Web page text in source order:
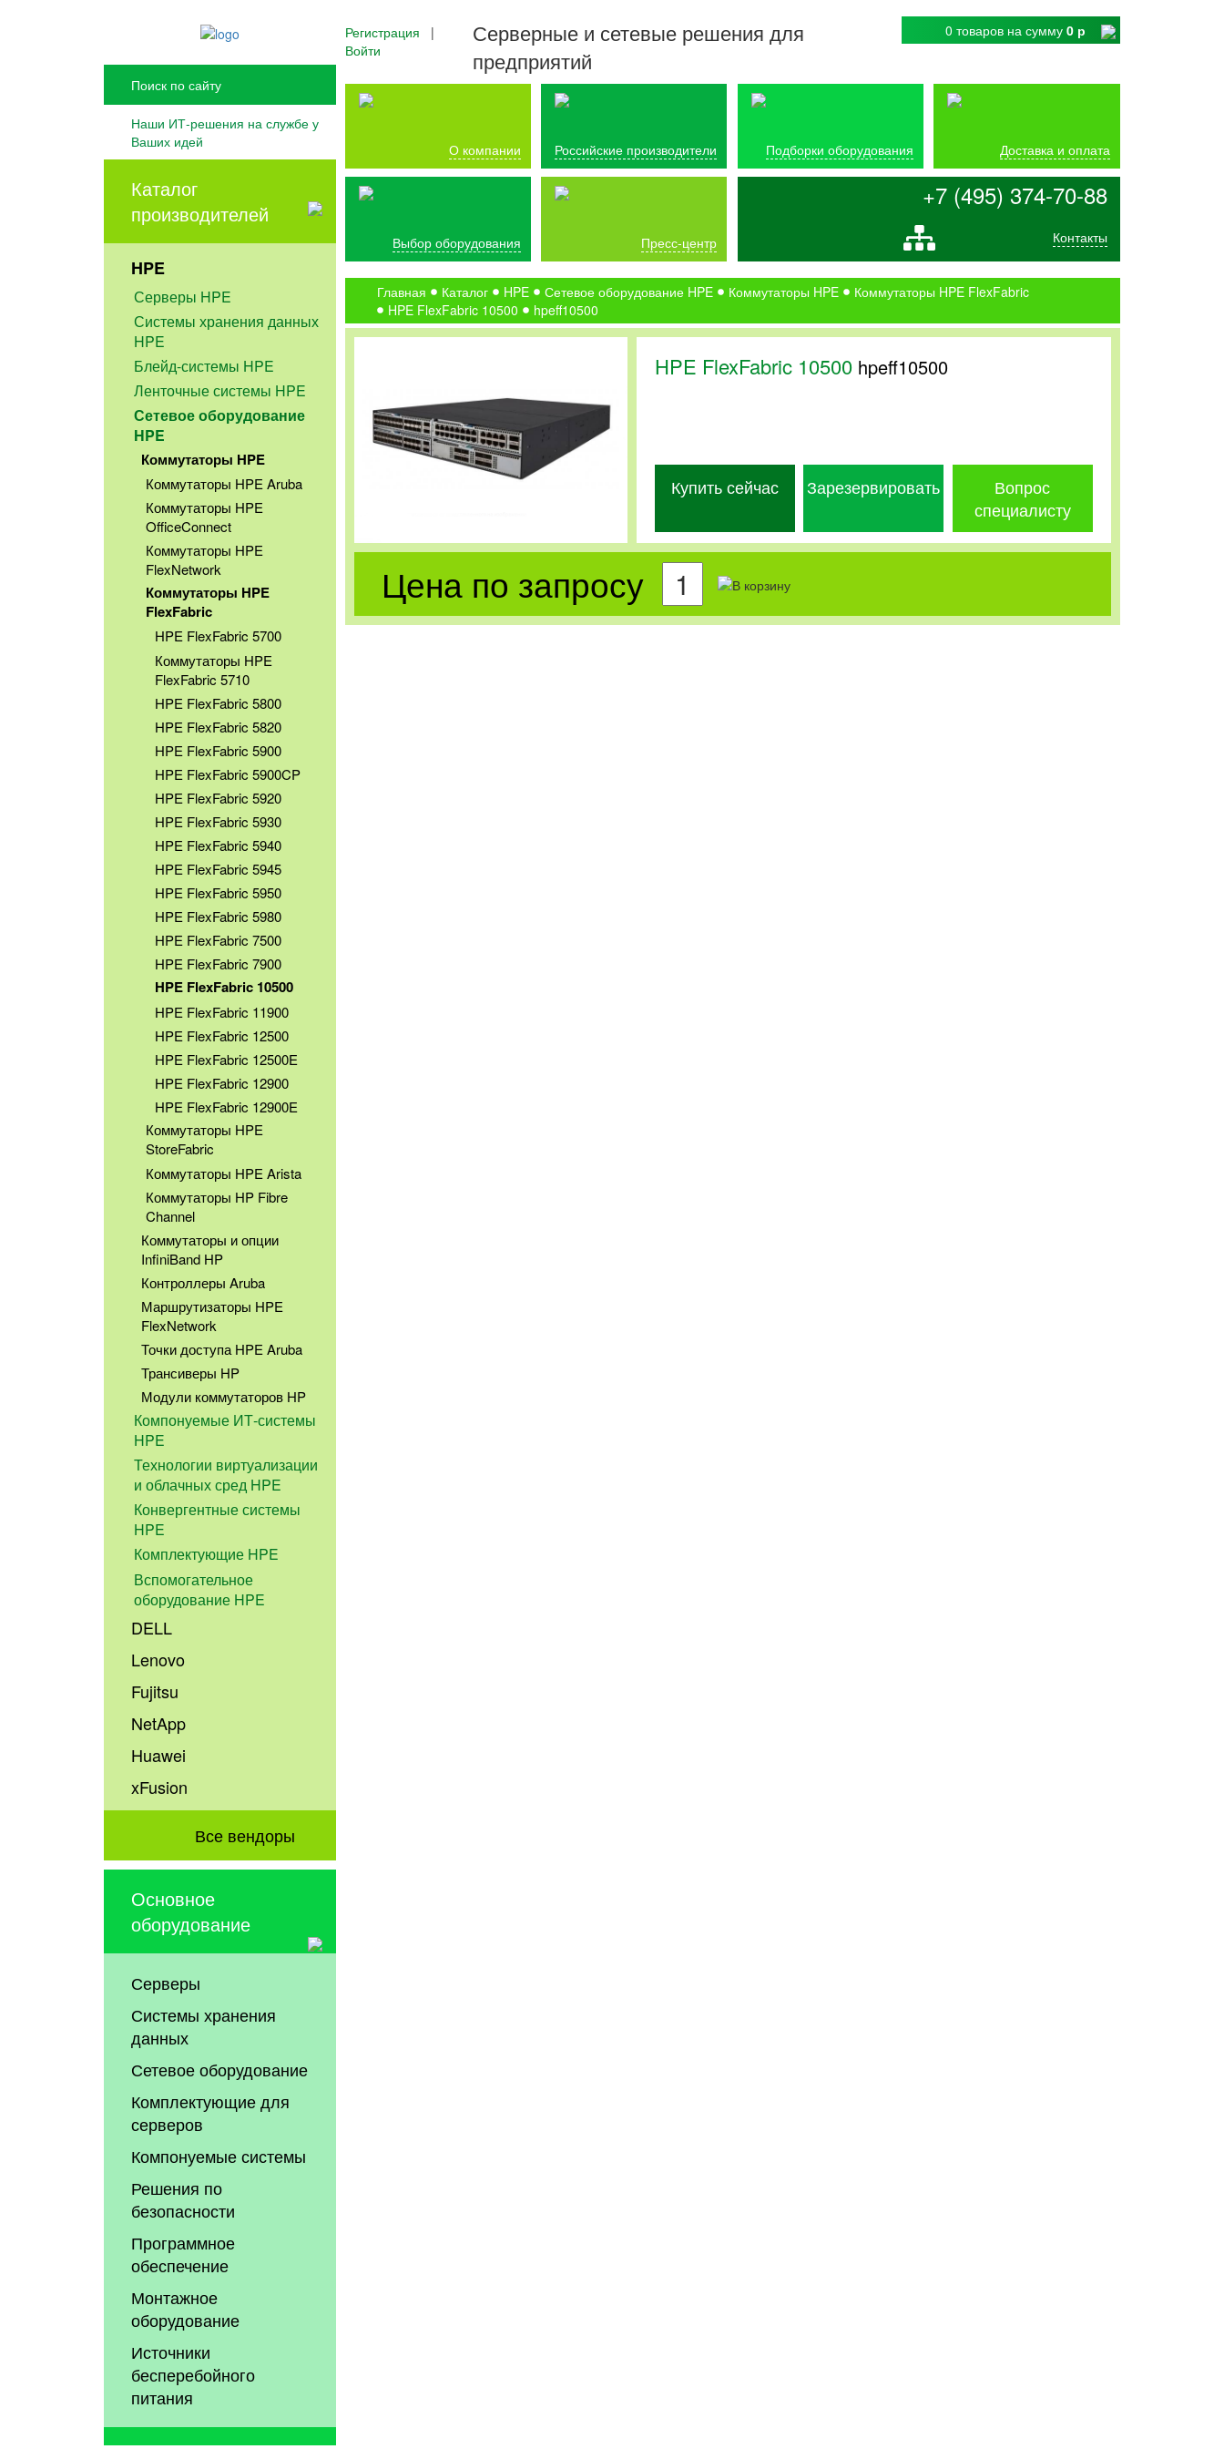
Наши ИТ-решения на службе у
Ваших идей
Каталог
производителей
HPE
Серверы HPE
Системы хранения данных
HPE
Блейд-системы HPE
Ленточные системы HPE
Сетевое оборудование
HPE
Коммутаторы HPE
Коммутаторы HPE Aruba
Коммутаторы HPE
OfficeConnect
Коммутаторы HPE
FlexNetwork
Коммутаторы HPE
FlexFabric
HPE FlexFabric 5700
Коммутаторы HPE
FlexFabric 5710
HPE FlexFabric 5800
HPE FlexFabric 5820
HPE FlexFabric 5900
HPE FlexFabric 5900CP
HPE FlexFabric 5920
HPE FlexFabric 5930
HPE FlexFabric 5940
HPE FlexFabric 5945
HPE FlexFabric 5950
HPE FlexFabric 5980
HPE FlexFabric 7500
HPE FlexFabric 7900
HPE FlexFabric 10500
HPE FlexFabric 11900
HPE FlexFabric 12500
HPE FlexFabric 12500E
HPE FlexFabric 12900
HPE FlexFabric 12900E
Коммутаторы HPE
StoreFabric
Коммутаторы HPE Arista
Коммутаторы HP Fibre
Channel
Коммутаторы и опции
InfiniBand HP
Контроллеры Aruba
Маршрутизаторы HPE
FlexNetwork
Точки доступа HPE Aruba
Трансиверы HP
Модули коммутаторов HP
Компонуемые ИТ-системы
HPE
Технологии виртуализации
и облачных сред HPE
Конвергентные системы
HPE
Комплектующие HPE
Вспомогательное
оборудование HPE
DELL
Lenovo
Fujitsu
NetApp
Huawei
xFusion
Все вендоры
Основное
оборудование
Серверы
Системы хранения
данных
Сетевое оборудование
Комплектующие для
серверов
Компонуемые системы
Решения по
безопасности
Программное
обеспечение
Монтажное
оборудование
Источники
бесперебойного
питания
Регистрация |
Войти
Серверные и сетевые решения для
предприятий
0 товаров на сумму 0 р
О компании Российские производители Подборки оборудования Доставка и оплата
Выбор оборудования Пресс-центр
+7 (495) 374-70-88
Контакты
Главная Каталог HPE Сетевое оборудование HPE Коммутаторы HPE
Коммутаторы HPE FlexFabric
HPE FlexFabric 10500
hpeff10500
HPE FlexFabric 10500 hpeff10500
Купить сейчас Зарезервировать
Вопрос
специалисту
Цена по запросу